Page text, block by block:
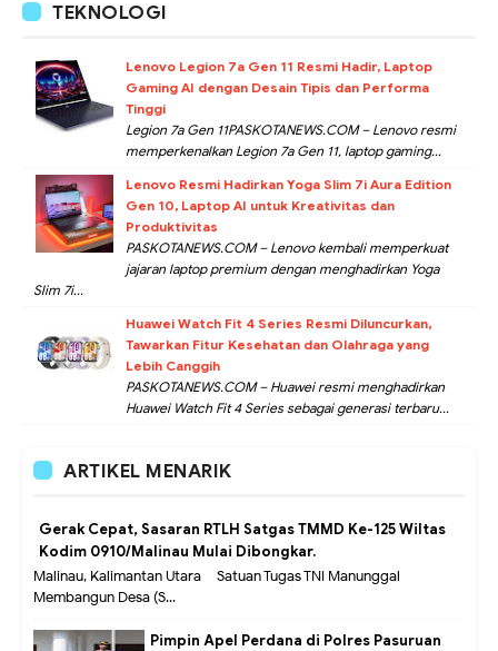
TEKNOLOGI
Lenovo Legion 7a Gen 11 Resmi Hadir, Laptop
Gaming AI dengan Desain Tipis dan Performa
Tinggi
Legion 7a Gen 11PASKOTANEWS.COM – Lenovo resmi
memperkenalkan Legion 7a Gen 11, laptop gaming...
Lenovo Resmi Hadirkan Yoga Slim 7i Aura Edition
Gen 10, Laptop AI untuk Kreativitas dan
Produktivitas
PASKOTANEWS.COM – Lenovo kembali memperkuat
jajaran laptop premium dengan menghadirkan Yoga
Slim 7i...
Huawei Watch Fit 4 Series Resmi Diluncurkan,
Tawarkan Fitur Kesehatan dan Olahraga yang
Lebih Canggih
PASKOTANEWS.COM – Huawei resmi menghadirkan
Huawei Watch Fit 4 Series sebagai generasi terbaru...
ARTIKEL MENARIK
Gerak Cepat, Sasaran RTLH Satgas TMMD Ke-125 Wiltas
Kodim 0910/Malinau Mulai Dibongkar.
Malinau, Kalimantan Utara – Satuan Tugas TNI Manunggal
Membangun Desa (S...
Pimpin Apel Perdana di Polres Pasuruan